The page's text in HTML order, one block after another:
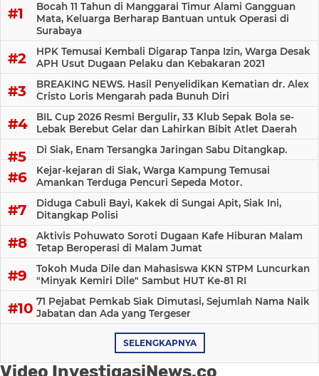
Bocah 11 Tahun di Manggarai Timur Alami Gangguan
Mata, Keluarga Berharap Bantuan untuk Operasi di
Surabaya
HPK Temusai Kembali Digarap Tanpa Izin, Warga Desak
APH Usut Dugaan Pelaku dan Kebakaran 2021
BREAKING NEWS. Hasil Penyelidikan Kematian dr. Alex
Cristo Loris Mengarah pada Bunuh Diri
BIL Cup 2026 Resmi Bergulir, 33 Klub Sepak Bola se-
Lebak Berebut Gelar dan Lahirkan Bibit Atlet Daerah
Di Siak, Enam Tersangka Jaringan Sabu Ditangkap.
Kejar-kejaran di Siak, Warga Kampung Temusai
Amankan Terduga Pencuri Sepeda Motor.
Diduga Cabuli Bayi, Kakek di Sungai Apit, Siak Ini,
Ditangkap Polisi
Aktivis Pohuwato Soroti Dugaan Kafe Hiburan Malam
Tetap Beroperasi di Malam Jumat
Tokoh Muda Dile dan Mahasiswa KKN STPM Luncurkan
"Minyak Kemiri Dile" Sambut HUT Ke-81 RI
71 Pejabat Pemkab Siak Dimutasi, Sejumlah Nama Naik
Jabatan dan Ada yang Tergeser
SELENGKAPNYA
Video InvestigasiNews.co